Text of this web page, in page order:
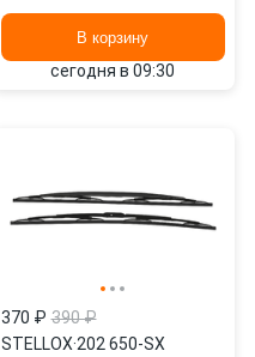
В корзину
сегодня в 09:30
370 ₽ 390 ₽
STELLOX·202 650-SX